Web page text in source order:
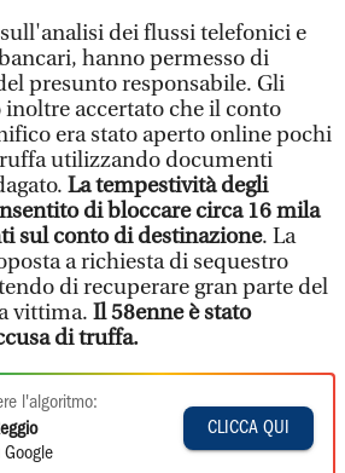
dei flussi telefonici e
hanno permesso di
presunto responsabile. Gli
accertato che il conto
era stato aperto online pochi
utilizzando documenti
La tempestività degli
di bloccare circa 16 mila
sul conto di destinazione. La
a richiesta di sequestro
di recuperare gran parte del
vittima. Il 58enne è stato
di truffa.
l'algoritmo:
Google
CLICCA QUI